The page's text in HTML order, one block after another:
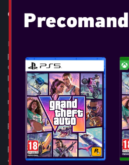
Console: SWITCH 2
Experimentați echilibrul suprem în
performanță de precizie. Navigați în
de încredere în butoanele de control
la fiecare mișcare cu inelele anti-
Reacționați instantaneu cu ajutorul
mișcare. Autonomie de 30 de ore –
Nintendo, am reimaginat designul
pentru a se alinia perfect cu noile
Designul reînnoit prezintă imagini
produsului și comunică în mod clar
ale acestui controler de nouă